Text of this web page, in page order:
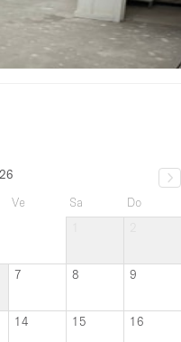
Ve Sa
Do
7 8 9
14 15 16